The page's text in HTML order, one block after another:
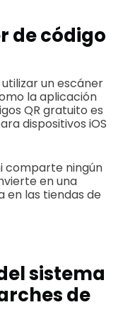
de código
un escáner
la aplicación
QR gratuito es
dispositivos iOS
comparte ningún
en una
en las tiendas de
sistema
de